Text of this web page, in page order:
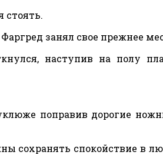
стоять.
занял свое прежнее
наступив на полу
поправив дорогие
сохранять спокойствие в